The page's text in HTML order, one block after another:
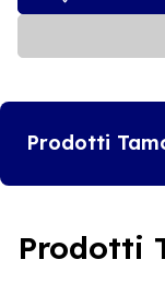
Prodotti
Prodotti